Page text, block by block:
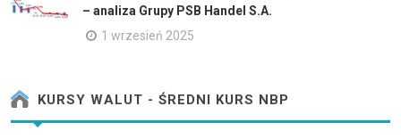
– analiza Grupy PSB Handel S.A.
1 wrzesień 2025
KURSY WALUT - ŚREDNI KURS NBP